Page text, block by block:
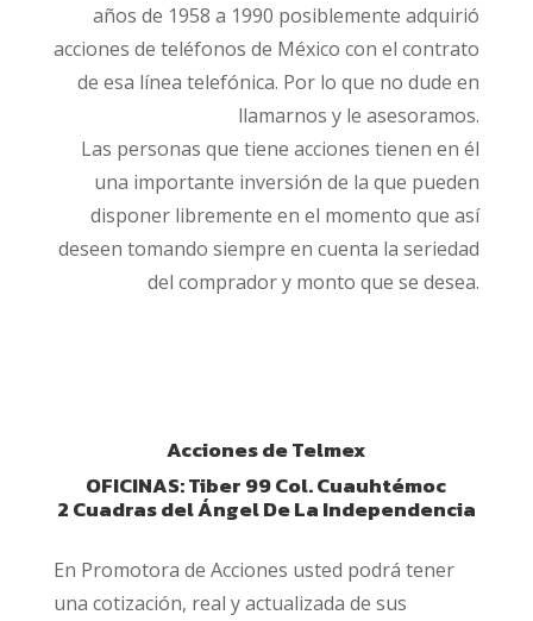
años de 1958 a 1990 posiblemente adquirió
acciones de teléfonos de México con el contrato
de esa línea telefónica. Por lo que no dude en
llamarnos y le asesoramos.
Las personas que tiene acciones tienen en él
una importante inversión de la que pueden
disponer libremente en el momento que así
deseen tomando siempre en cuenta la seriedad
del comprador y monto que se desea.
Acciones de Telmex
OFICINAS: Tiber 99 Col. Cuauhtémoc
2 Cuadras del Ángel De La Independencia
En Promotora de Acciones usted podrá tener
una cotización, real y actualizada de sus